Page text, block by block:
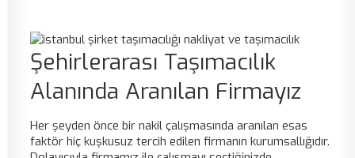
Şehirlerarası Taşımacılık
Alanında Aranılan Firmayız
Her şeyden önce bir nakil çalışmasında aranılan esas
faktör hiç kuşkusuz tercih edilen firmanın kurumsallığıdır.